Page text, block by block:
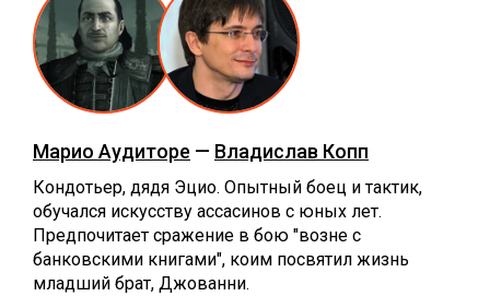
Марио Аудиторе — Владислав Копп
Кондотьер, дядя Эцио. Опытный боец и тактик,
обучался искусству ассасинов с юных лет.
Предпочитает сражение в бою "возне с
банковскими книгами", коим посвятил жизнь
младший брат, Джованни.